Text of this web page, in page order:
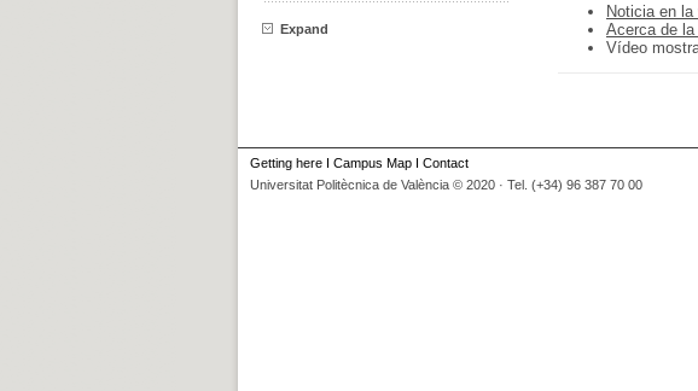
Expand
Noticia en
Acerca de
Vídeo
Getting here I Campus Map I Contact
Universitat Politècnica de València © 2020 · Tel. (+34) 96 387 70 00